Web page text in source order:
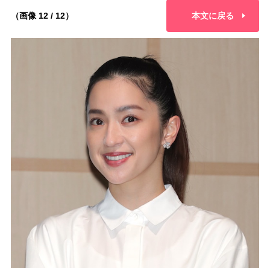
（画像 12 / 12） 本文に戻る